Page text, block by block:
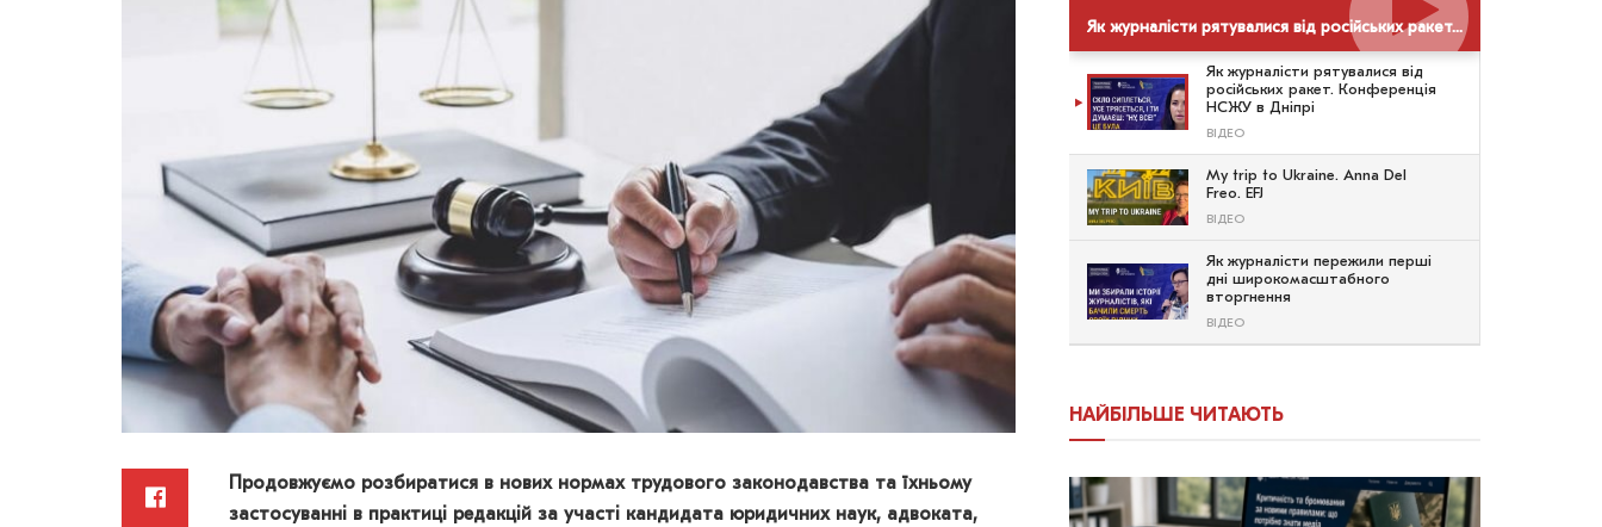
Продовжуємо розбиратися в нових нормах трудового законодавства та їхньому
застосуванні в практиці редакцій за участі кандидата юридичних наук, адвоката,
Як журналісти рятувалися від російських ракет. Конференція НСЖУ в Дніпрі
Як журналісти рятувалися від
російських ракет. Конференція
НСЖУ в Дніпрі
ВІДЕО
My trip to Ukraine. Anna Del
Freo. EFJ
ВІДЕО
Як журналісти пережили перші
дні широкомасштабного
вторгнення
ВІДЕО
НАЙБІЛЬШЕ ЧИТАЮТЬ